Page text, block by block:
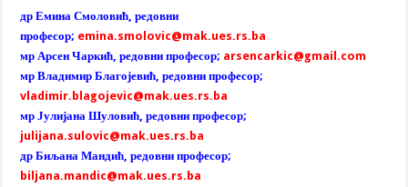
др Емина Смоловић, редовни
професор; emina.smolovic@mak.ues.rs.ba
мр Арсен Чаркић, редовни професор; arsencarkic@gmail.com
мр Владимир Благојевић, редовни професор;
vladimir.blagojevic@mak.ues.rs.ba
мр Јулијана Шуловић, редовни професор;
julijana.sulovic@mak.ues.rs.ba
др Биљана Мандић, редовни професор;
biljana.mandic@mak.ues.rs.ba